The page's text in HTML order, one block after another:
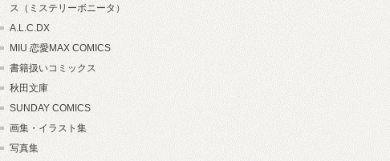
ス（ミステリーボニータ）
A.L.C.DX
MIU 恋愛MAX COMICS
書籍扱いコミックス
秋田文庫
SUNDAY COMICS
画集・イラスト集
写真集